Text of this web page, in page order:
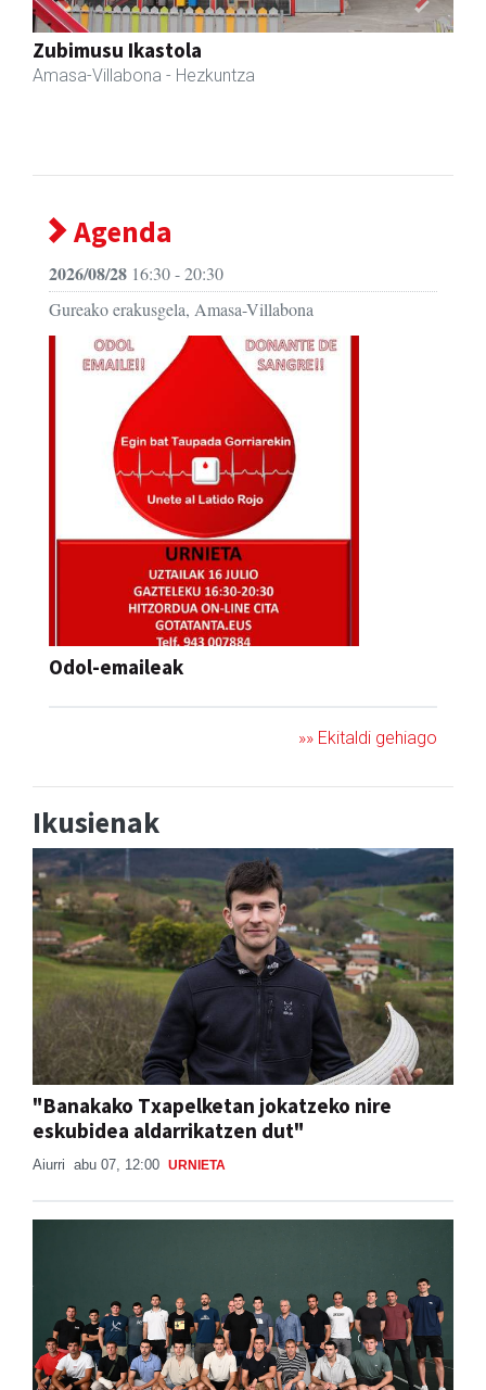
Akam espazioa
Amasa-Villabona - Arropa-dendak
Previous Next
Agenda
2026/08/28 16:30 - 20:30
Gureako erakusgela, Amasa-Villabona
Odol-emaileak
»» Ekitaldi gehiago
Ikusienak
"Banakako Txapelketan jokatzeko nire
eskubidea aldarrikatzen dut"
Aiurri abu 07, 12:00 URNIETA